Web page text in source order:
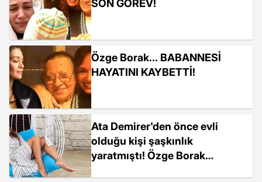
SON GÖREV!
Özge Borak... BABANNESİ
HAYATINI KAYBETTİ!
Ata Demirer'den önce evli
olduğu kişi şaşkınlık
yaratmıştı! Özge Borak